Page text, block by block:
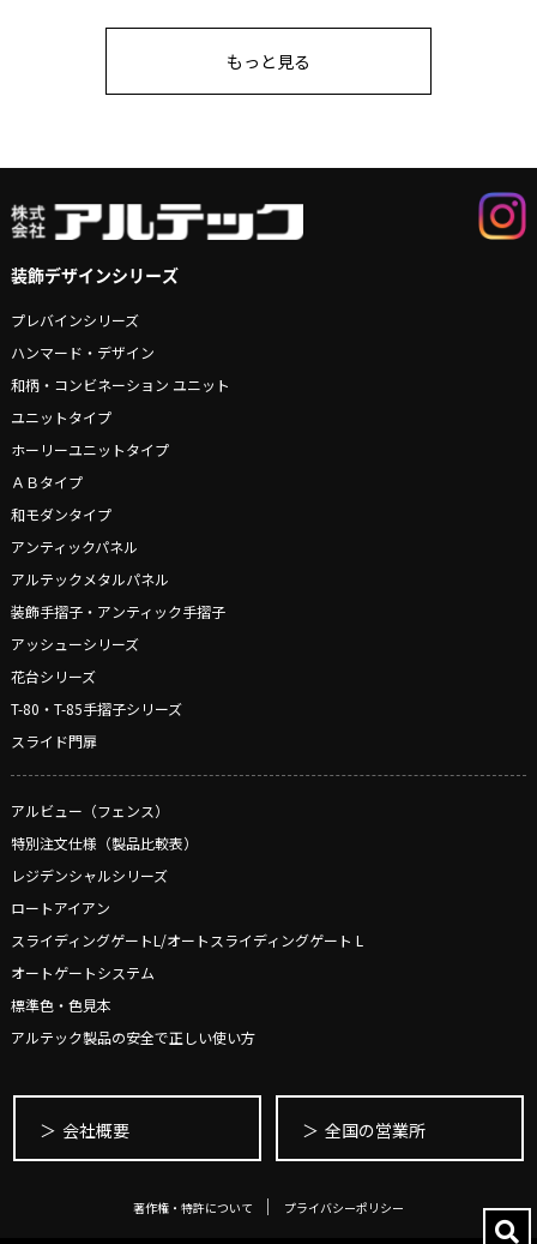
もっと見る
装飾デザインシリーズ
プレバインシリーズ
ハンマード・デザイン
和柄・コンビネーション ユニット
ユニットタイプ
ホーリーユニットタイプ
ＡＢタイプ
和モダンタイプ
アンティックパネル
アルテックメタルパネル
装飾手摺子・アンティック手摺子
アッシューシリーズ
花台シリーズ
T-80・T-85手摺子シリーズ
スライド門扉
アルビュー（フェンス）
特別注文仕様（製品比較表）
レジデンシャルシリーズ
ロートアイアン
スライディングゲートL/オートスライディングゲート L
オートゲートシステム
標準色・色見本
アルテック製品の安全で正しい使い方
会社概要 全国の営業所
著作権・特許について プライバシーポリシー